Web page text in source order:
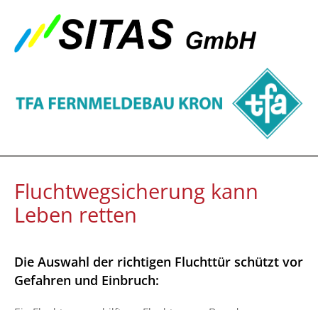
Fluchtwegsicherung kann
Leben retten
Die Auswahl der richtigen Fluchttür schützt vor
Gefahren und Einbruch: